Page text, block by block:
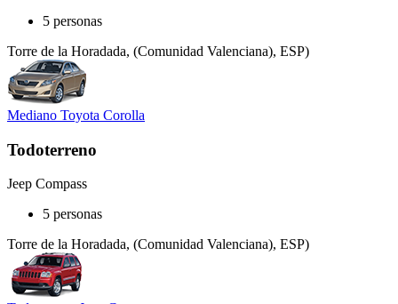
5 personas
Torre de la Horadada, (Comunidad Valenciana), ESP)
Mediano Toyota Corolla
Todoterreno
Jeep Compass
5 personas
Torre de la Horadada, (Comunidad Valenciana), ESP)